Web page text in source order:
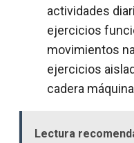
actividades
ejercicios
movimientos
ejercicios
cadera
Lectura